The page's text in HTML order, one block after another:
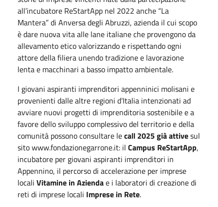
all’incubatore ReStartApp nel 2022 anche “La
Mantera” di Anversa degli Abruzzi, azienda il cui scopo
è dare nuova vita alle lane italiane che provengono da
allevamento etico valorizzando e rispettando ogni
attore della filiera unendo tradizione e lavorazione
lenta e macchinari a basso impatto ambientale.
I giovani aspiranti imprenditori appenninici molisani e
provenienti dalle altre regioni d’Italia intenzionati ad
avviare nuovi progetti di imprenditoria sostenibile e a
favore dello sviluppo complessivo del territorio e della
comunità possono consultare lecall 2025 già attivesul
sito www.fondazionegarrone.it: il Campus ReStartApp,
incubatore per giovani aspiranti imprenditori in
Appennino, il percorso di accelerazione per imprese
locali Vitamine in Aziendae i laboratori di creazione di
reti di imprese locali Imprese in Rete.